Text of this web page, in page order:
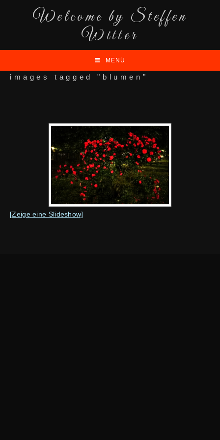
Welcome by Steffen
Witter
MENÜ
images tagged "blumen"
[Zeige eine Slideshow]